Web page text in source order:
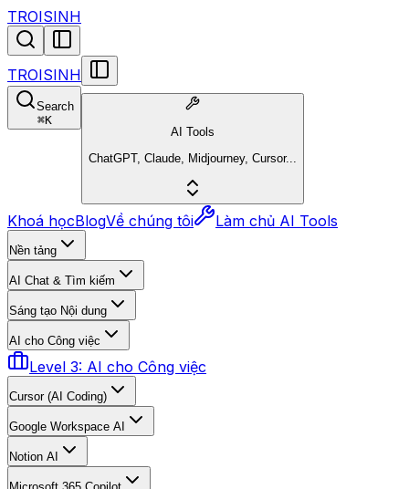
TROISINH
TROISINH
Search
⌘K
AI Tools
ChatGPT, Claude, Midjourney, Cursor...
Khoá họcBlogVề chúng tôi Làm chủ AI Tools
Nền tảng
AI Chat & Tìm kiếm
Sáng tạo Nội dung
AI cho Công việc
Level 3: AI cho Công việc
Cursor (AI Coding)
Google Workspace AI
Notion AI